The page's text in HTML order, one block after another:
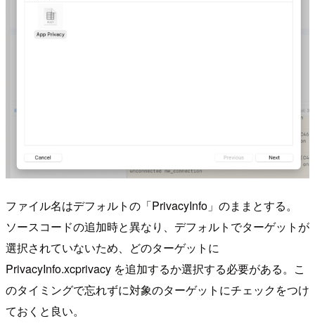
ファイル名はデフォルトの「PrivacyInfo」のままとする。
ソースコードの追加時と異なり、デフォルトでターゲットが
選択されていないため、どのターゲットに
PrivacyInfo.xcprivacy を追加するか選択する必要がある。こ
のタイミングで忘れずに対象のターゲットにチェックをつけ
ておくと良い。